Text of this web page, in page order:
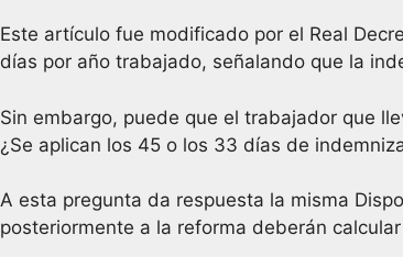
Este artículo fue modificado por el Real
días por año trabajado, señalando que la
Sin embargo, puede que el trabajador que
¿Se aplican los 45 o los 33 días de
A esta pregunta da respuesta la misma
posteriormente a la reforma deberán